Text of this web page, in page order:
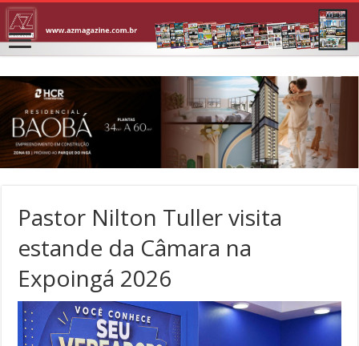
Pastor Nilton Tuller visita
estande da Câmara na
Expoingá 2026